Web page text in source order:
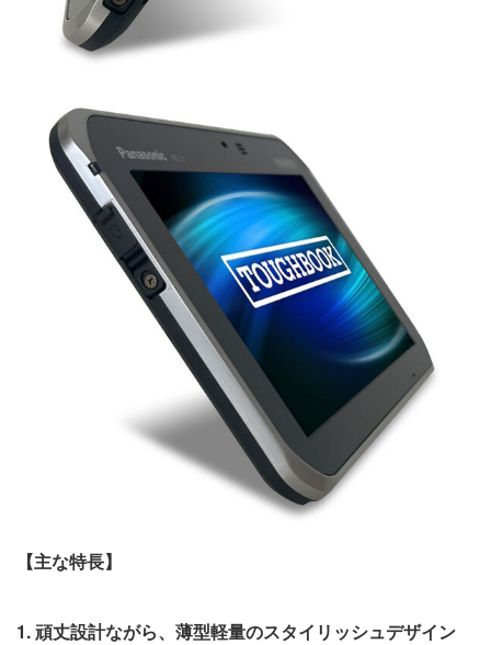
【主な特長】
1. 頑丈設計ながら、薄型軽量のスタイリッシュデザイン